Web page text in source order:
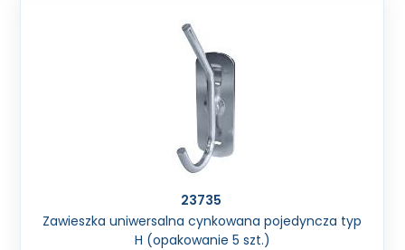
23735
Zawieszka uniwersalna cynkowana pojedyncza typ
H (opakowanie 5 szt.)